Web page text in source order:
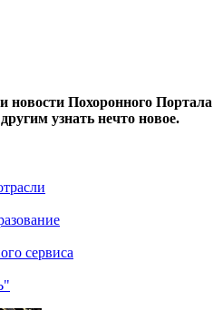
новости Похоронного Портала
узнать нечто новое.
сервиса